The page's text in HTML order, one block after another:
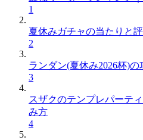
1
夏休みガチャの当たりと
2
ランダン(夏休み2026杯)
3
スザクのテンプレパーテ
み方
4